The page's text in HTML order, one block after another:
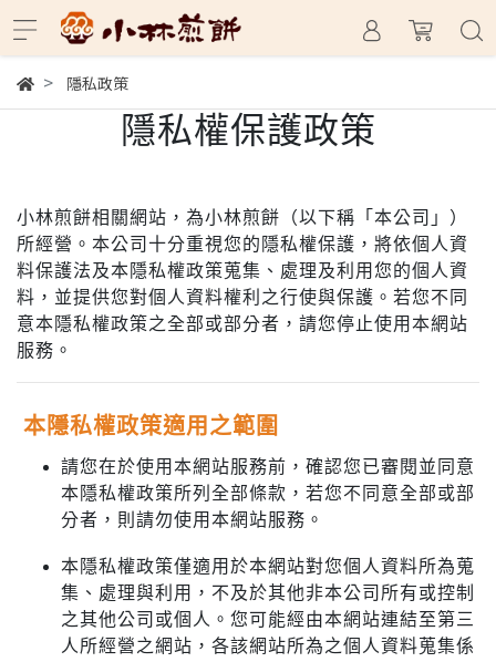
隱私政策
隱私權保護政策
小林煎餅相關網站，為小林煎餅 （以下稱「本公司」）
所經營。本公司十分重視您的隱私權保護，將依個人資
料保護法及本隱私權政策蒐集、處理及利用您的個人資
料，並提供您對個人資料權利之行使與保護。若您不同
意本隱私權政策之全部或部分者，請您停止使用本網站
服務。
本隱私權政策適用之範圍
請您在於使用本網站服務前，確認您已審閱並同意
本隱私權政策所列全部條款，若您不同意全部或部
分者，則請勿使用本網站服務。
本隱私權政策僅適用於本網站對您個人資料所為蒐
集、處理與利用，不及於其他非本公司所有或控制
之其他公司或個人。您可能經由本網站連結至第三
人所經營之網站，各該網站所為之個人資料蒐集係